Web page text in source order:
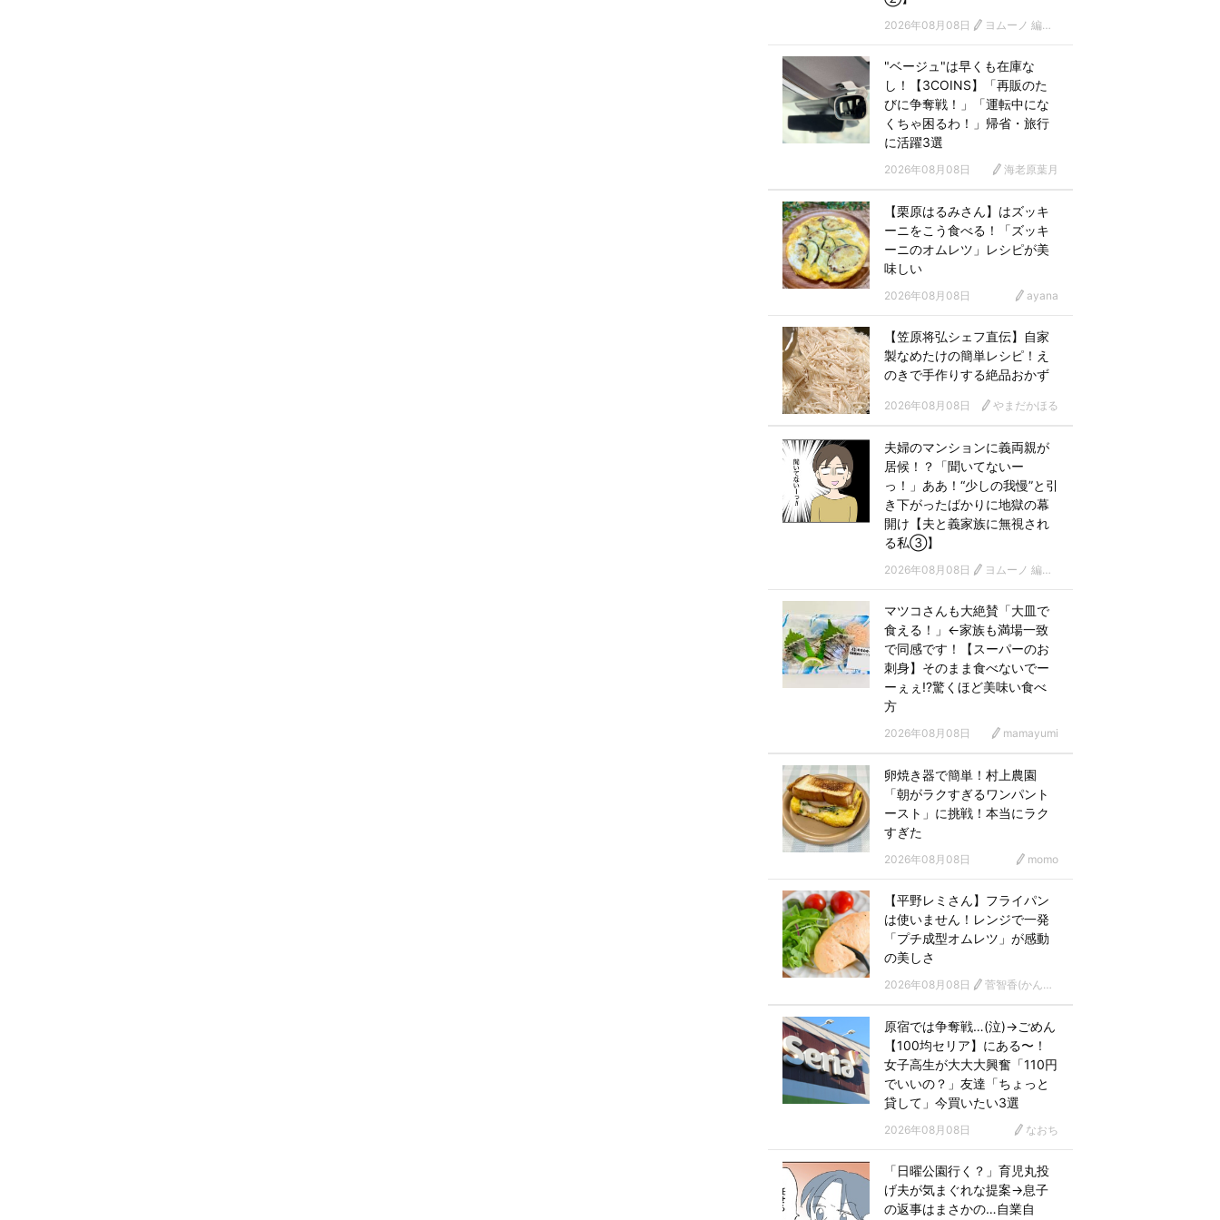
2026年08月08日 ヨムーノ 編集部 漫画チーム
"ベージュ"は早くも在庫な
し！【3COINS】「再販のた
びに争奪戦！」「運転中にな
くちゃ困るわ！」帰省・旅行
に活躍3選
2026年08月08日 海老原葉月
【栗原はるみさん】はズッキ
ーニをこう食べる！「ズッキ
ーニのオムレツ」レシピが美
味しい
2026年08月08日 ayana
【笠原将弘シェフ直伝】自家
製なめたけの簡単レシピ！え
のきで手作りする絶品おかず
2026年08月08日 やまだかほる
夫婦のマンションに義両親が
居候！？「聞いてないー
っ！」ああ！“少しの我慢”と引
き下がったばかりに地獄の幕
開け【夫と義家族に無視され
る私③】
2026年08月08日 ヨムーノ 編集部 漫画チーム
マツコさんも大絶賛「大皿で
食える！」←家族も満場一致
で同感です！【スーパーのお
刺身】そのまま食べないでー
ーぇぇ!?驚くほど美味い食べ
方
2026年08月08日 mamayumi
卵焼き器で簡単！村上農園
「朝がラクすぎるワンパント
ースト」に挑戦！本当にラク
すぎた
2026年08月08日 momo
【平野レミさん】フライパン
は使いません！レンジで一発
「プチ成型オムレツ」が感動
の美しさ
2026年08月08日 菅智香(かんともか)
原宿では争奪戦…(泣)→ごめん
【100均セリア】にある〜！
女子高生が大大大興奮「110円
でいいの？」友達「ちょっと
貸して」今買いたい3選
2026年08月08日 なおち
「日曜公園行く？」育児丸投
げ夫が気まぐれな提案→息子
の返事はまさかの…自業自